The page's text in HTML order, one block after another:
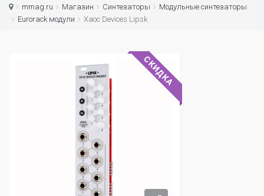
mmag.ru Магазин Синтезаторы
Модульные синтезаторы
Eurorack модули
Xaoc Devices Lipsk
СКИДКА